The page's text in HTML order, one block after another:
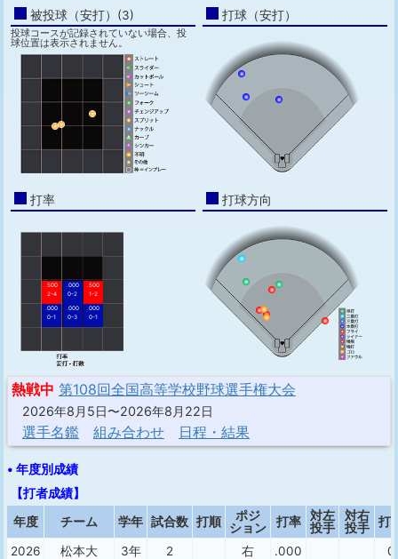
被投球（安打）(3)
投球コースが記録されていない場合、投
球位置は表示されません。
打球（安打）
打率
.500
2-4
.000
0-2
.500
1-2
.000
0-1
.000
0-3
.000
0-1
打球方向
熱戦中 第108回全国高等学校野球選手権大会
2026年8月5日〜2026年8月22日
選手名鑑 組み合わせ 日程・結果
• 年度別成績
【打者成績】
年度
チーム 学年 試合数 打順
ポジ
ション
打率
対左
投手
対右
投手
打
2026 松本大 3年 2 右 .000
0